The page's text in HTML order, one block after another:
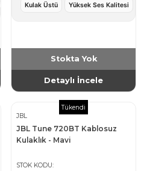
Kulak Üstü Yüksek Ses Kalitesi
Stokta Yok
Detaylı İncele
Tükendi
JBL
JBL Tune 720BT Kablosuz
Kulaklık - Mavi
STOK KODU